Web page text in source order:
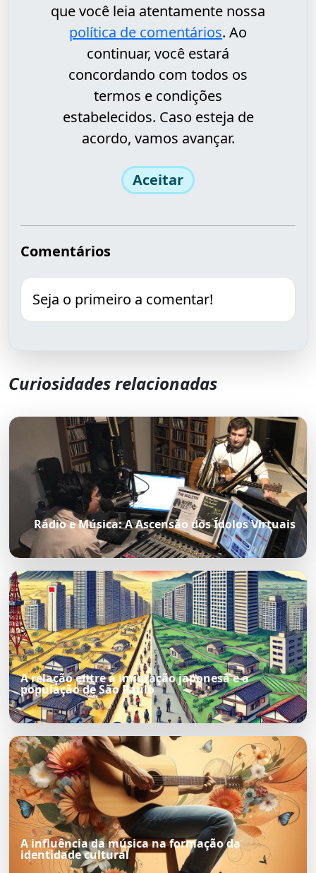
que você leia atentamente nossa
política de comentários. Ao
continuar, você estará
concordando com todos os
termos e condições
estabelecidos. Caso esteja de
acordo, vamos avançar.
Aceitar
Comentários
Seja o primeiro a comentar!
Curiosidades relacionadas
Rádio e Música: A Ascensão dos Ídolos Virtuais
A relação entre a imigração japonesa e a
população de São Paulo
A influência da música na formação da
identidade cultural